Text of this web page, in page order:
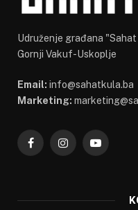
Udruženje građana
Gornji Vakuf-Uskoplje
Email: info@sahatkula.ba
Marketing:
FacebookInstagramYouTube